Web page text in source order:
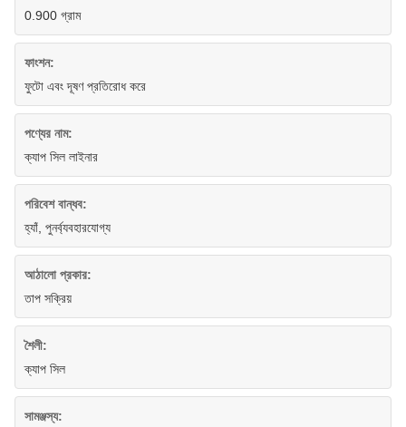
0.900 গ্রাম
ফাংশন:
ফুটো এবং দূষণ প্রতিরোধ করে
পণ্যের নাম:
ক্যাপ সিল লাইনার
পরিবেশ বান্ধব:
হ্যাঁ, পুনর্ব্যবহারযোগ্য
আঠালো প্রকার:
তাপ সক্রিয়
শৈলী:
ক্যাপ সিল
সামঞ্জস্য: